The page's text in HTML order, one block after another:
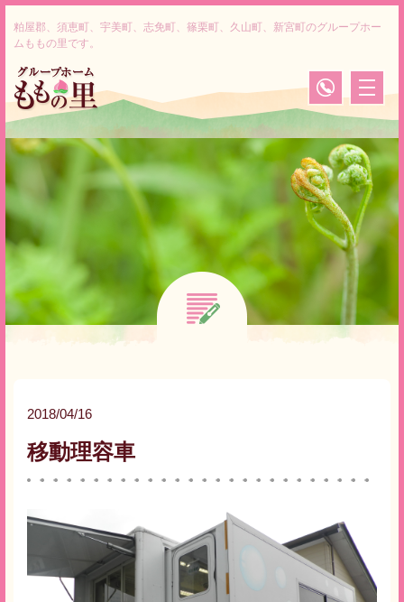
粕屋郡、須恵町、宇美町、志免町、篠栗町、久山町、新宮町のグループホー
ムももの里です。
2018/04/16
移動理容車